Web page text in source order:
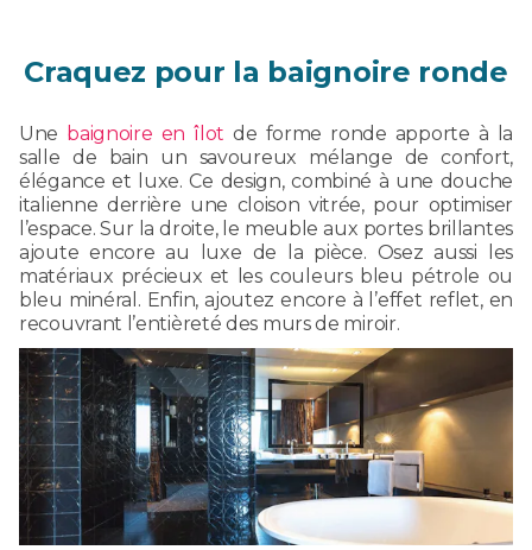
Craquez pour la baignoire ronde
Une baignoire en îlot de forme ronde apporte à la
salle de bain un savoureux mélange de confort,
élégance et luxe. Ce design, combiné à une douche
italienne derrière une cloison vitrée, pour optimiser
l’espace. Sur la droite, le meuble aux portes brillantes
ajoute encore au luxe de la pièce. Osez aussi les
matériaux précieux et les couleurs bleu pétrole ou
bleu minéral. Enfin, ajoutez encore à l’effet reflet, en
recouvrant l’entièreté des murs de miroir.